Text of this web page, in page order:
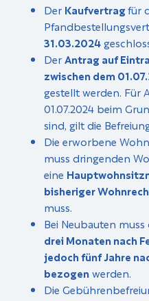
Der Kaufvertragfür
31.03.2024
DerAntrag auf
zwischen dem
gestellt werden. Für
01.07.2024 beim
sind, gilt die
Die erworbene
muss dringenden
eine
bisheriger
muss.
Bei Neubauten muss
drei Monaten nach
jedoch fünf Jahre
bezogenwerden.
Die